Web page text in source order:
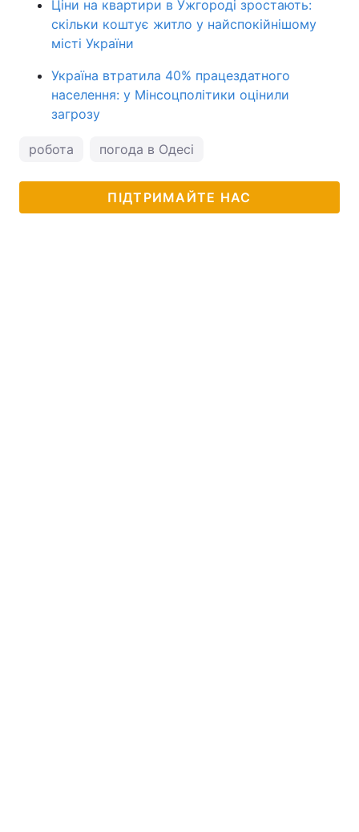
Ціни на квартири в Ужгороді зростають:
скільки коштує житло у найспокійнішому
місті України
Україна втратила 40% працездатного
населення: у Мінсоцполітики оцінили
загрозу
робота погода в Одесі
ПІДТРИМАЙТЕ НАС